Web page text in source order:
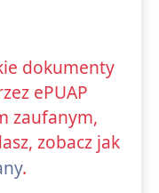
dokumenty
ePUAP
zaufanym,
zobacz jak
.